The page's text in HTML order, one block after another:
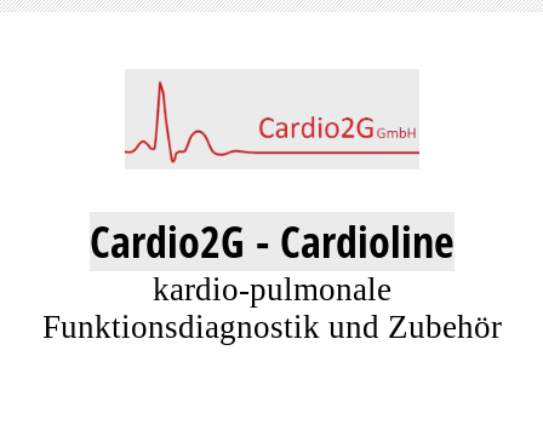
Cardio2G - Cardioline
kardio-pulmonale
Funktionsdiagnostik und Zubehör